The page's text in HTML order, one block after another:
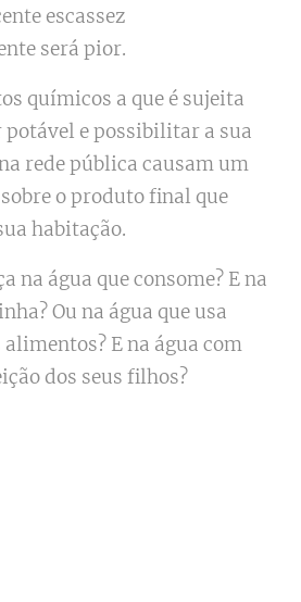
escassez
será pior.
químicos a que é sujeita
e possibilitar a sua
rede pública causam um
o produto final que
habitação.
na água que consome? E na
Ou na água que usa
E na água com
dos seus filhos?